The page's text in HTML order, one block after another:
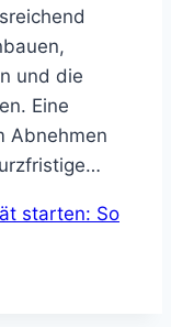
und die
Eine
Abnehmen
starten: So